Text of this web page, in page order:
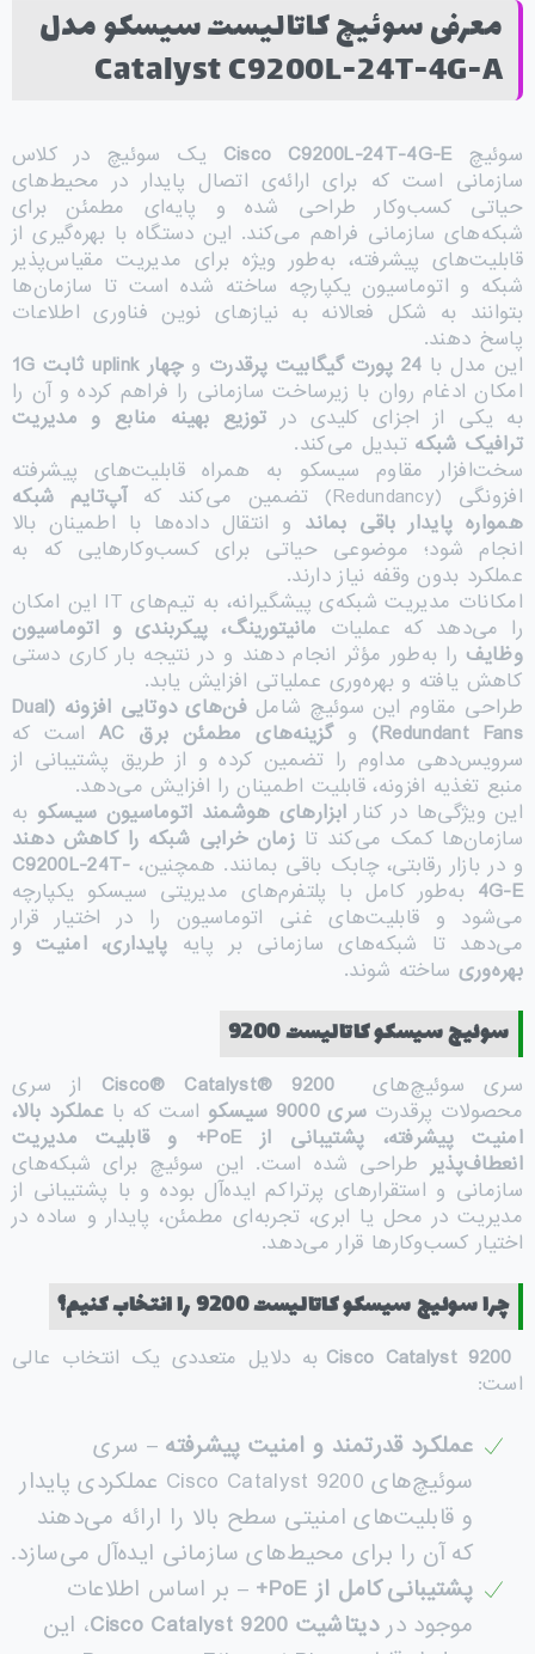
معرفی سوئیچ کاتالیست سیسکو مدل
Catalyst C9200L-24T-4G-A
سوئیچCisco C9200L-24T-4G-E یک سوئیچ در کلاس
سازمانی است که برای ارائه‌ی اتصال پایدار در محیط‌های
حیاتی کسب‌وکار طراحی شده و پایه‌ای مطمئن برای
شبکه‌های سازمانی فراهم می‌کند. این دستگاه با بهره‌گیری از
قابلیت‌های پیشرفته، به‌طور ویژه برای مدیریت مقیاس‌پذیر
شبکه و اتوماسیون یکپارچه ساخته شده است تا سازمان‌ها
بتوانند به شکل فعالانه به نیازهای نوین فناوری اطلاعات
پاسخ دهند.
این مدل با 24 پورت گیگابیت پرقدرت وچهارuplink ثابت 1 G
امکان ادغام روان با زیرساخت سازمانی را فراهم کرده و آن را
به یکی از اجزای کلیدی در توزیع بهینه منابع و مدیریت
ترافیک شبکه تبدیل می‌کند.
سخت‌افزار مقاوم سیسکو به همراه قابلیت‌های پیشرفته
افزونگی (Redundancy) تضمین می‌کند که
آپ‌تایم شبکه
همواره پایدار باقی بماند و انتقال داده‌ها با اطمینان بالا
انجام شود؛ موضوعی حیاتی برای کسب‌وکارهایی که به
عملکرد بدون وقفه نیاز دارند.
امکانات مدیریت شبکه‌ی پیشگیرانه، به تیم‌های IT این امکان
را می‌دهد که عملیات مانیتورینگ، پیکربندی و اتوماسیون
وظایف را به‌طور مؤثر انجام دهند و در نتیجه بار کاری دستی
کاهش یافته و بهره‌وری عملیاتی افزایش یابد.
طراحی مقاوم این سوئیچ شامل فن‌های دوتایی افزونه (Dual
Redundant Fans)
وگزینه‌های مطمئن برق
است که
سرویس‌دهی مداوم را تضمین کرده و از طریق پشتیبانی از
منبع تغذیه افزونه، قابلیت اطمینان را افزایش می‌دهد.
این ویژگی‌ها در کنار ابزارهای هوشمند اتوماسیون سیسکو به
سازمان‌ها کمک می‌کند تا زمان خرابی شبکه را کاهش دهند
و در بازار رقابتی، چابک باقی بمانند. همچنین، C9200L-24T-
4G-E به‌طور کامل با پلتفرم‌های مدیریتی سیسکو یکپارچه
می‌شود و قابلیت‌های غنی اتوماسیون را در اختیار قرار
می‌دهد تا شبکه‌های سازمانی بر پایه پایداری، امنیت و
بهره‌وری ساخته شوند.
سوئیچ سیسکو کاتالیست 9200
سری سوئیچ‌های Cisco® Catalyst® 9200 از سری
محصولات پرقدرت سری 9000 سیسکو است که با عملکرد بالا،
امنیت پیشرفته، پشتیبانی از PoE+
و قابلیت مدیریت
انعطاف‌پذیر طراحی شده است. این سوئیچ برای شبکه‌های
سازمانی و استقرارهای پرتراکم ایده‌آل بوده و با پشتیبانی از
مدیریت در محل یا ابری، تجربه‌ای مطمئن، پایدار و ساده در
اختیار کسب‌وکارها قرار می‌دهد.
چرا سوئیچ سیسکو کاتالیست 9200 را انتخاب کنیم؟
به دلایل متعددی یک انتخاب عالی
است:
عملکرد قدرتمند و امنیت پیشرفته – سری
سوئیچ‌های Cisco Catalyst 9200 عملکردی پایدار
و قابلیت‌های امنیتی سطح بالا را ارائه می‌دهند
که آن را برای محیط‌های سازمانی ایده‌آل می‌سازد.
پشتیبانی کامل از
– بر اساس اطلاعات
موجود دردیتاشیت
، این